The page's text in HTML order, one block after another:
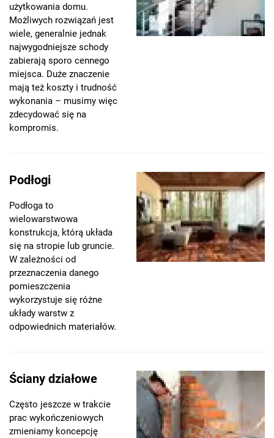
użytkowania domu.
Możliwych rozwiązań jest
wiele, generalnie jednak
najwygodniejsze schody
zabierają sporo cennego
miejsca. Duże znaczenie
mają też koszty i trudność
wykonania – musimy więc
zdecydować się na
kompromis.
Podłogi
Podłoga to
wielowarstwowa
konstrukcja, którą układa
się na stropie lub gruncie.
W zależności od
przeznaczenia danego
pomieszczenia
wykorzystuje się różne
układy warstw z
odpowiednich materiałów.
Ściany działowe
Często jeszcze w trakcie
prac wykończeniowych
zmieniamy koncepcję